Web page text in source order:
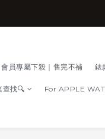
會員專屬下殺｜售完不補 錶
查找🔍 For APPLE